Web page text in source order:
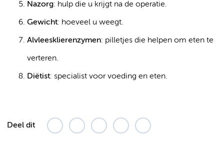
Nazorg: hulp die u krijgt na de operatie.
Gewicht: hoeveel u weegt.
Alvleesklierenzymen: pilletjes die helpen om eten te
verteren.
Diëtist: specialist voor voeding en eten.
Deel dit